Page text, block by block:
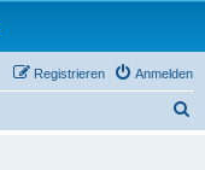
Anmelden
Registrieren